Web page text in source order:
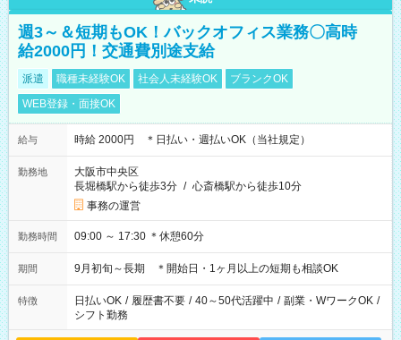
週3～＆短期もOK！バックオフィス業務〇高時
給2000円！交通費別途支給
派遣 職種未経験OK 社会人未経験OK
ブランクOK
WEB登録・面接OK
給与 時給 2000円 ＊日払い・週払いOK（当社規定）
勤務地
大阪市中央区
長堀橋駅から徒歩3分 / 心斎橋駅から徒歩10分
事務の運営
勤務時間 09:00 ～ 17:30 ＊休憩60分
期間 9月初旬～長期 ＊開始日・1ヶ月以上の短期も相談OK
特徴 日払いOK / 履歴書不要 / 40～50代活躍中 / 副業・WワークOK /
シフト勤務